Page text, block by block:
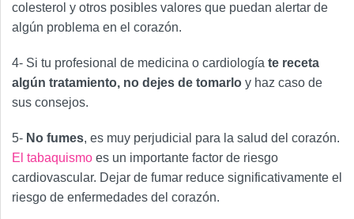
colesterol y otros posibles valores que puedan alertar de
algún problema en el corazón.
4- Si tu profesional de medicina o cardiología te receta
algún tratamiento, no dejes de tomarlo y haz caso de
sus consejos.
5- No fumes, es muy perjudicial para la salud del corazón.
El tabaquismo es un importante factor de riesgo
cardiovascular. Dejar de fumar reduce significativamente el
riesgo de enfermedades del corazón.